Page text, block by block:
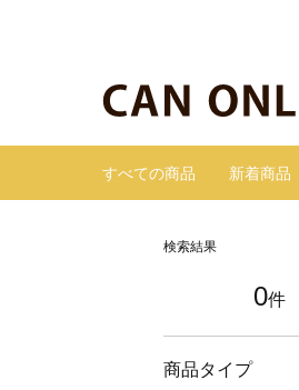
すべての商品 新着商品
検索結果
0件
商品タイプ